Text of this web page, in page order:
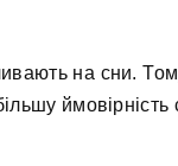
на сни.